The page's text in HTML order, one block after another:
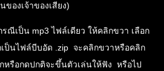
องเจ้าของเสียง)
รณีเป็น mp3 ไฟล์เดียว ให้คลิกขวา เลือก
ป็นไฟล์บีบอัด .zip จะคลิกขวาหรือคลิก
หรือกดปกติจะขึ้นตัวเล่นให้ฟัง หรือไป